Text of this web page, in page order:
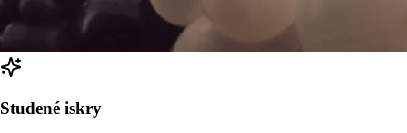
Studené iskry